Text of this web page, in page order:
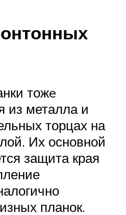
тожe
из металла и
торцах на
Их основной
защита края
планок.